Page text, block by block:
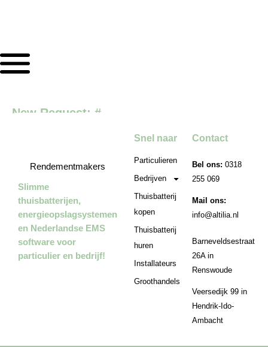
New Request: #
Rendementmakers
Slimme
thuisbatterijen,
energieopslagsystemen
en Nederlandse EMS
software voor
particulier en bedrijf!
Snel naar
Particulieren
Bedrijven
Thuisbatterij
kopen
Thuisbatterij
huren
Installateurs
Groothandels
Contact
Bel ons: 0318
255 069
Mail ons:
info@altilia.nl
Barneveldsestraat
26A in
Renswoude
Veersedijk 99 in
Hendrik-Ido-
Ambacht